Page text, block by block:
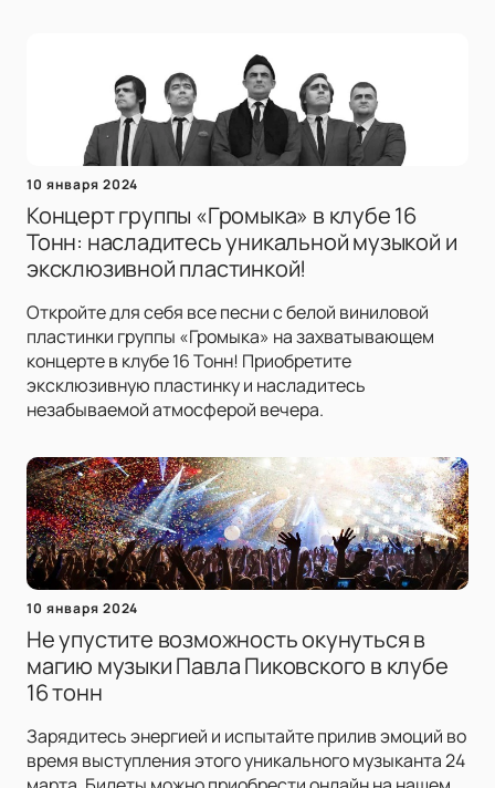
10 января 2024
Концерт группы «Громыка» в клубе 16
Тонн: насладитесь уникальной музыкой и
эксклюзивной пластинкой!
Откройте для себя все песни с белой виниловой
пластинки группы «Громыка» на захватывающем
концерте в клубе 16 Тонн! Приобретите
эксклюзивную пластинку и насладитесь
незабываемой атмосферой вечера.
10 января 2024
Не упустите возможность окунуться в
магию музыки Павла Пиковского в клубе
16 тонн
Зарядитесь энергией и испытайте прилив эмоций во
время выступления этого уникального музыканта 24